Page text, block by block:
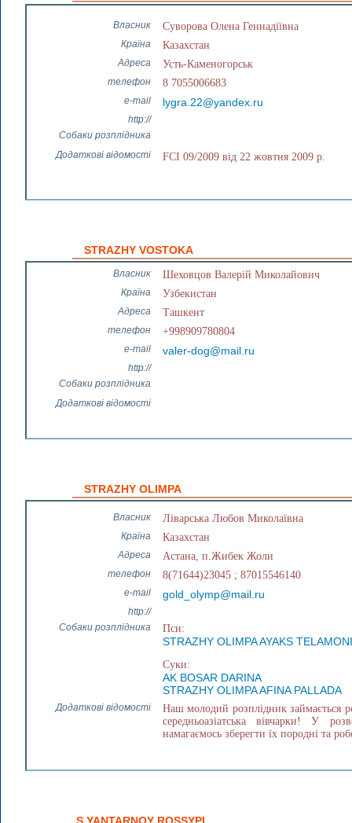
Власник Суворова Олена Геннадіївна
Країна Казахстан
Адреса Усть-Каменогорськ
телефон 8 7055006683
e-mail lygra.22@yandex.ru
http://
Собаки розплідника
Додаткові відомості
FCI 09/2009 від 22 жовтня 2009 р.
STRAZHY VOSTOKA
Власник Шеховцов Валерій Миколайович
Країна Узбекистан
Адреса Ташкент
телефон +998909780804
e-mail valer-dog@mail.ru
http://
Собаки розплідника
Додаткові відомості
STRAZHY OLIMPA
Власник Ліварська Любов Миколаївна
Країна Казахстан
Адреса Астана, п.Жибек Жоли
телефон 8(71644)23045 ; 87015546140
e-mail gold_olymp@mail.ru
http://
Собаки розплідника
Пси:
STRAZHY OLIMPA AYAKS
Суки:
AK BOSAR DARINA
STRAZHY OLIMPA AFINA PALLADA
Додаткові відомості
Наш молодий розплідник займається
середньоазіатська вівчарки! У
намагаємось зберегти їх породні та